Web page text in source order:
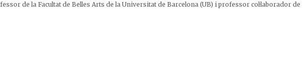
de la Facultat de Belles Arts de la Universitat de Barcelona (UB) i professor col·laborador de